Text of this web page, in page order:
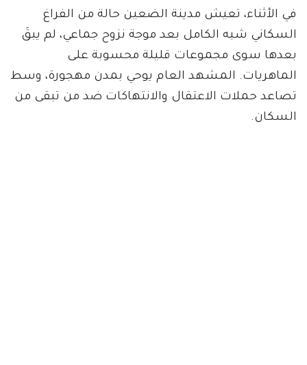
في الأثناء، تعيش مدينة الضعين حالة من الفراغ
السكاني شبه الكامل بعد موجة نزوح جماعي، لم يبقَ
بعدها سوى مجموعات قليلة محسوبة على
الماهريات. المشهد العام يوحي بمدن مهجورة، وسط
تصاعد حملات الاعتقال والانتهاكات ضد من تبقى من
السكان.